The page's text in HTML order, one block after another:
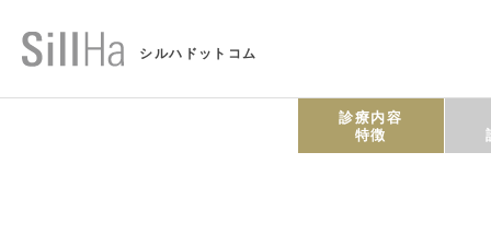
シルハドットコム
診療内容
特徴